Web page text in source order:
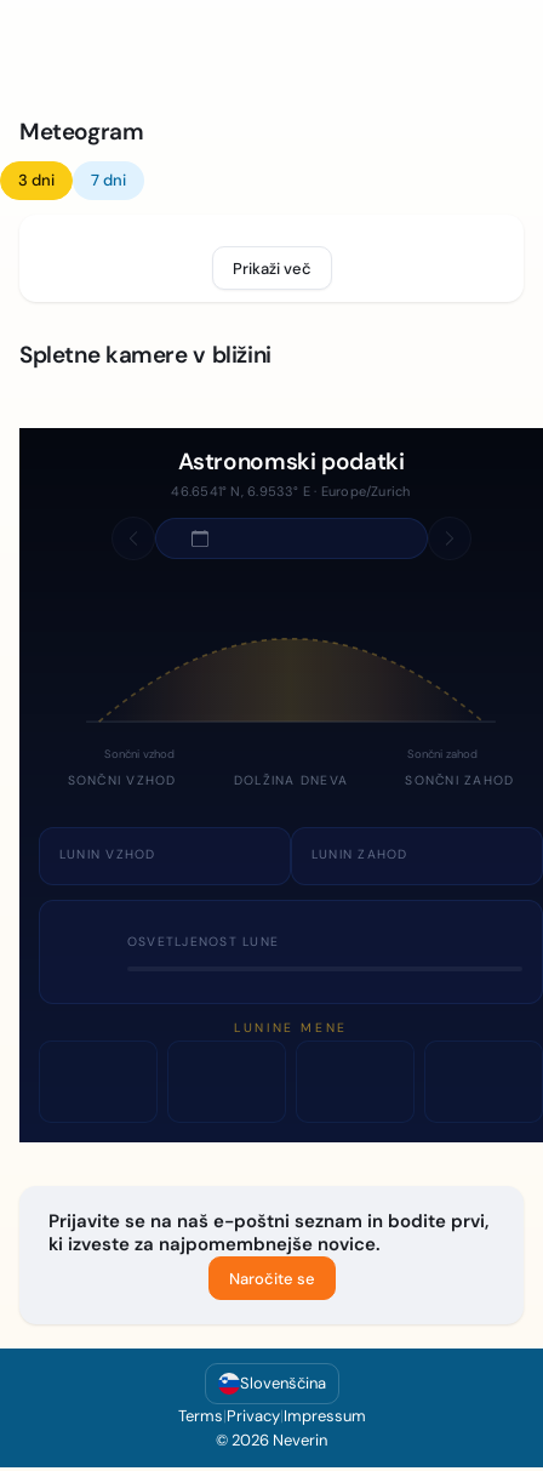
Meteogram
3 dni 7 dni
Prikaži več
Spletne kamere v bližini
Astronomski podatki
46.6541° N, 6.9533° E · Europe/Zurich
Sončni vzhod Sončni zahod
SONČNI VZHOD DOLŽINA DNEVA SONČNI ZAHOD
LUNIN VZHOD LUNIN ZAHOD
OSVETLJENOST LUNE
LUNINE MENE
Prijavite se na naš e-poštni seznam in bodite prvi,
ki izveste za najpomembnejše novice.
Naročite se
Slovenščina
Terms|Privacy|Impressum
© 2026 Neverin